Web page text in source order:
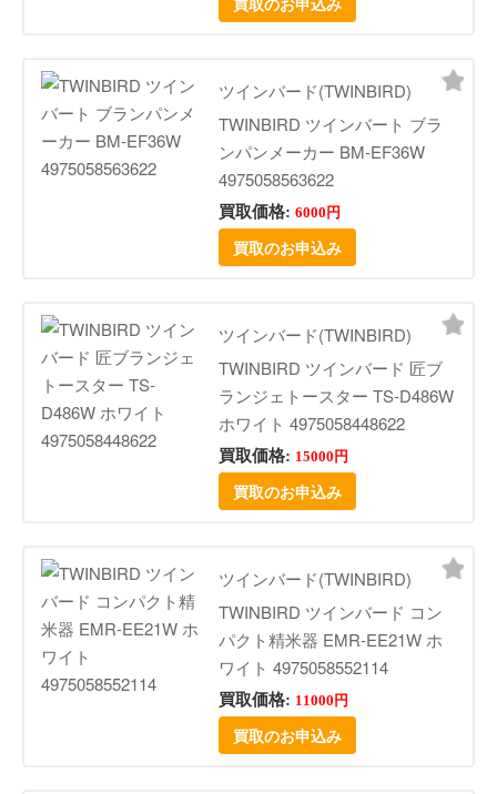
ツインバード(TWINBIRD)
TWINBIRD ツインバート ブラ
ンパンメーカー BM-EF36W
4975058563622
買取価格: 6000円
買取のお申込み
ツインバード(TWINBIRD)
TWINBIRD ツインバード 匠ブ
ランジェトースター TS-D486W
ホワイト 4975058448622
買取価格: 15000円
買取のお申込み
ツインバード(TWINBIRD)
TWINBIRD ツインバード コン
パクト精米器 EMR-EE21W ホ
ワイト 4975058552114
買取価格: 11000円
買取のお申込み